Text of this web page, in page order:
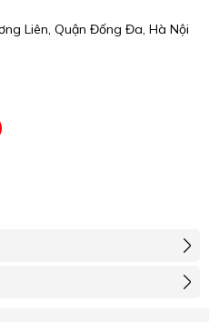
Liên, Quận Đống Đa, Hà Nội